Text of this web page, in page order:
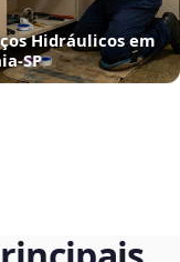
Hidráulicos em